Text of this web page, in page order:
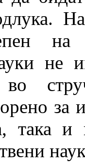
не
во
за
така